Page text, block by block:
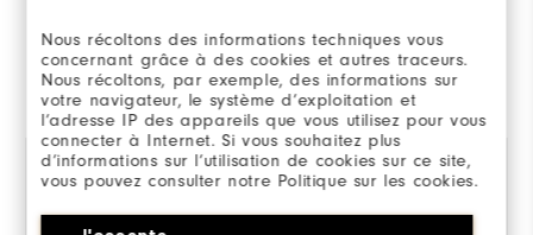
Nous récoltons des informations techniques vous
concernant grâce à des cookies et autres traceurs.
Nous récoltons, par exemple, des informations sur
votre navigateur, le système d’exploitation et
l’adresse IP des appareils que vous utilisez pour vous
connecter à Internet. Si vous souhaitez plus
d’informations sur l’utilisation de cookies sur ce site,
vous pouvez consulter notre Politique sur les cookies.
Commenté par 2 clients
View All
il y a 4 mois
Christopher